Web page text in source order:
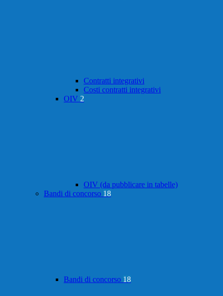
Contratti integrativi
Costi contratti integrativi
OIV 2
OIV (da pubblicare in tabelle)
Bandi di concorso 18
Bandi di concorso 18